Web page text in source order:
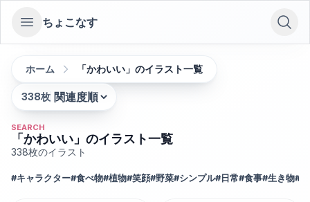
Open sidebar
ちょこなす
ホーム 「かわいい」のイラスト一覧
338枚
並び替え:
SEARCH
「かわいい」のイラスト一覧
338枚のイラスト
#キャラクター#食べ物#植物#笑顔#野菜#シンプル# 日常#食事#生き物#